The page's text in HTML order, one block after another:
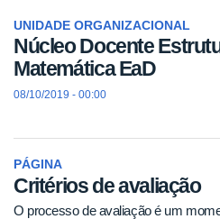
UNIDADE ORGANIZACIONAL
Núcleo Docente
Matemática EaD
08/10/2019 - 00:00
PÁGINA
Critérios de avaliação
O processo de avaliação é um